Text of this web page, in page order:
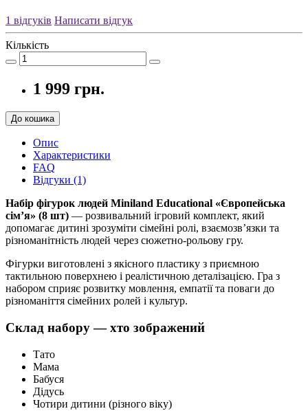
1 відгуків Написати відгук
Кількість
1 999 грн.
До кошика
Опис
Характеристики
FAQ
Відгуки (1)
Набір фігурок людей Miniland Educational «Європейська
сім’я» (8 шт) — розвивальний ігровий комплект, який
допомагає дитині зрозуміти сімейні ролі, взаємозв’язки та
різноманітність людей через сюжетно-рольову гру.
Фігурки виготовлені з якісного пластику з приємною
тактильною поверхнею і реалістичною деталізацією. Гра з
набором сприяє розвитку мовлення, емпатії та поваги до
різноманіття сімейних ролей і культур.
Склад набору — хто зображений
Тато
Мама
Бабуся
Дідусь
Чотири дитини (різного віку)